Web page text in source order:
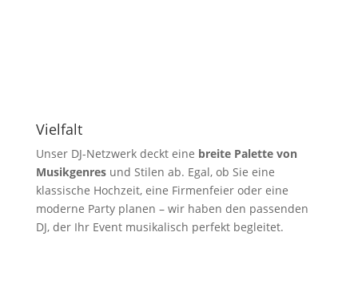
Vielfalt
Unser DJ-Netzwerk deckt eine breite Palette von
Musikgenresund Stilen ab. Egal, ob Sie eine
klassische Hochzeit, eine Firmenfeier oder eine
moderne Party planen – wir haben den passenden
DJ, der Ihr Event musikalisch perfekt begleitet.